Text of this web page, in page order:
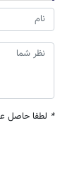
* لطفا حاصل